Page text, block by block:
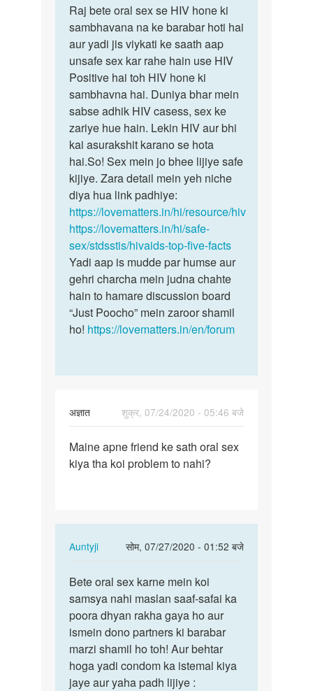
to
Agar
maine
4
logo
ka
sperm…
by
Raj
Raj
bete
oral
sex
se
HIV…
Raj bete oral sex se HIV hone ki
sambhavana na ke barabar hoti hai
aur yadi jis viykati ke saath aap
unsafe sex kar rahe hain use HIV
Positive hai toh HIV hone ki
sambhavna hai. Duniya bhar mein
sabse adhik HIV casess, sex ke
zariye hue hain. Lekin HIV aur bhi
kai asurakshit karano se hota
hai.So! Sex mein jo bhee lijiye safe
kijiye. Zara detail mein yeh niche
diya hua link padhiye:
https://lovematters.in/hi/resource/hiv
https://lovematters.in/hi/safe-
sex/stdsstis/hivaids-top-five-facts
Yadi aap is mudde par humse aur
gehri charcha mein judna chahte
hain to hamare discussion board
“Just Poocho” mein zaroor shamil
ho! https://lovematters.in/en/forum
अज्ञात
शुक्र, 07/24/2020 - 05:46 बजे
Maine
apne
Maine apne friend ke sath oral sex
kiya tha koi problem to nahi?
Auntyji
सोम, 07/27/2020 - 01:52 बजे
In
to
Maine
apne
friend
ke
sath…
by
Bete
oral
sex
karne
mein…
Bete oral sex karne mein koi
samsya nahi maslan saaf-safai ka
poora dhyan rakha gaya ho aur
ismein dono partners ki barabar
marzi shamil ho toh! Aur behtar
hoga yadi condom ka istemal kiya
jaye aur yaha padh lijiye :